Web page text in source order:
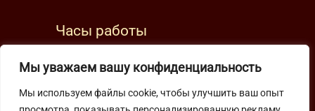
Мы уважаем вашу конфиденциальность
Мы используем файлы cookie, чтобы улучшить ваш опыт
Часы работы
будни: с 9:00 до 22:00